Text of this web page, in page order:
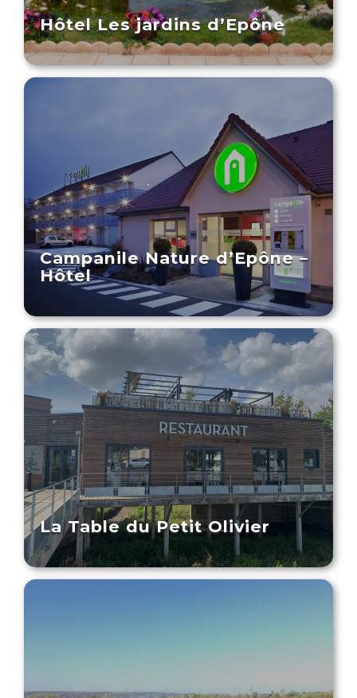
Hôtel Les jardins d’Epône
Campanile Nature d’Epône –
Hôtel
La Table du Petit Olivier